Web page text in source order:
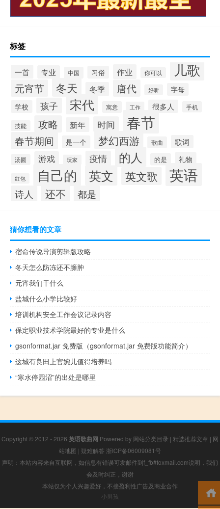
标签
一首 专业 中国 习俗 作业 你可以 儿歌
元宵节 冬天 冬季 唐代 好听
字母
学校
孩子 宋代 寓意 工作 很多人 手机
技能 攻略 新年 时间 春节
春节期间 是一个 梦幻西游 歌曲 歌词
汤圆 游戏 玩家 疫情 的人 的是 礼物
红包 自己的 英文 英文歌 英语
诗人 还不 都是
猜你想看的文章
宿命传说导演剪辑版攻略
冬天怎么防冻还不臃肿
元宵我们干什么
盐城什么小学比较好
培训机构安全工作会议记录内容
保定职业技术学院最好的专业是什么
gsonformat.jar 免费版（gsonformat.jar 免费版功能简介）
这城有良田上官婉儿值得培养吗
“寒水停园沼”的出处是哪里
Copyright © 2012 - 2026 英语歌曲网 Powered by 网站分类目录 | 精选推荐文章 | 网
站地图 | 疑难解答 浙ICP备06009081号
声明：本站内容来自互联网，如信息有错误可发邮件到f_fb#foxmail.com说明，我们
会及时纠正，谢谢
本站仅为个人兴趣爱好，不接盈利性广告及商业合作
小男孩